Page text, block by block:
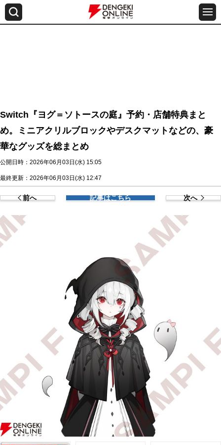
Switch『ヨグ＝ソトースの庭』予約・店舗特典まと
め。ミニアクリルブロックやデスクマットなどの、豪
華なグッズを総まとめ
公開日時：2026年06月03日(水) 15:05
最終更新：2026年06月03日(水) 12:47
前へ 記事はこちら 次へ